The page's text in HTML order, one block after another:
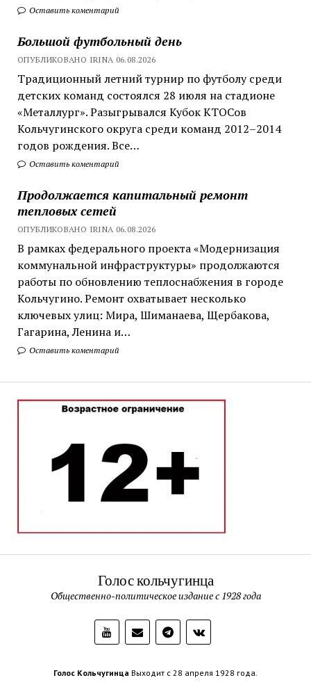
Оставить коментарий
Большой футбольный день
ОПУБЛИКОВАНО IRINA 06.08.2026
Традиционный летний турнир по футболу среди
детских команд состоялся 28 июля на стадионе
«Металлург». Разыгрывался Кубок КТОСов
Кольчугинского округа среди команд 2012–2014
годов рождения. Все…
Оставить коментарий
Продолжается капитальный ремонт
тепловых сетей
ОПУБЛИКОВАНО IRINA 06.08.2026
В рамках федерального проекта «Модернизация
коммунальной инфраструктуры» продолжаются
работы по обновлению теплоснабжения в городе
Кольчугино. Ремонт охватывает несколько
ключевых улиц: Мира, Шиманаева, Щербакова,
Гагарина, Ленина и…
Оставить коментарий
Голос кольчугинца
Общественно-политическое издание с 1928 года
Голос Кольчугинца Выходит с 28 апреля 1928 года.